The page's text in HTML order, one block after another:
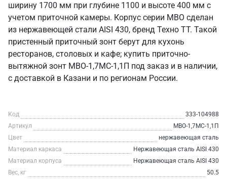
ширину 1700 мм при глубине 1100 и высоте 400 мм с
учетом приточной камеры. Корпус серии МВО сделан
из нержавеющей стали AISI 430, бренд Техно ТТ. Такой
пристенный приточный зонт берут для кухонь
ресторанов, столовых и кафе; купить приточно-
вытяжной зонт МВО-1,7МС-1,1П под заказ и в наличии,
с доставкой в Казани и по регионам России.
Код
333-104988
Артикул
МВО-1,7МС-1,1П
Цвет
нержавеющая сталь
Материал каркаса
Нержавеющая сталь AISI 430
Материал корпуса
Нержавеющая сталь AISI 430
Вес, кг
50.5